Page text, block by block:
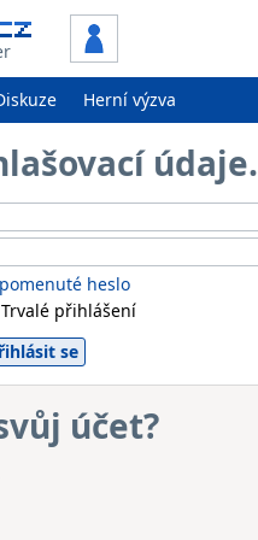
Herní výzva
heslo
Trvalé přihlášení
účet?